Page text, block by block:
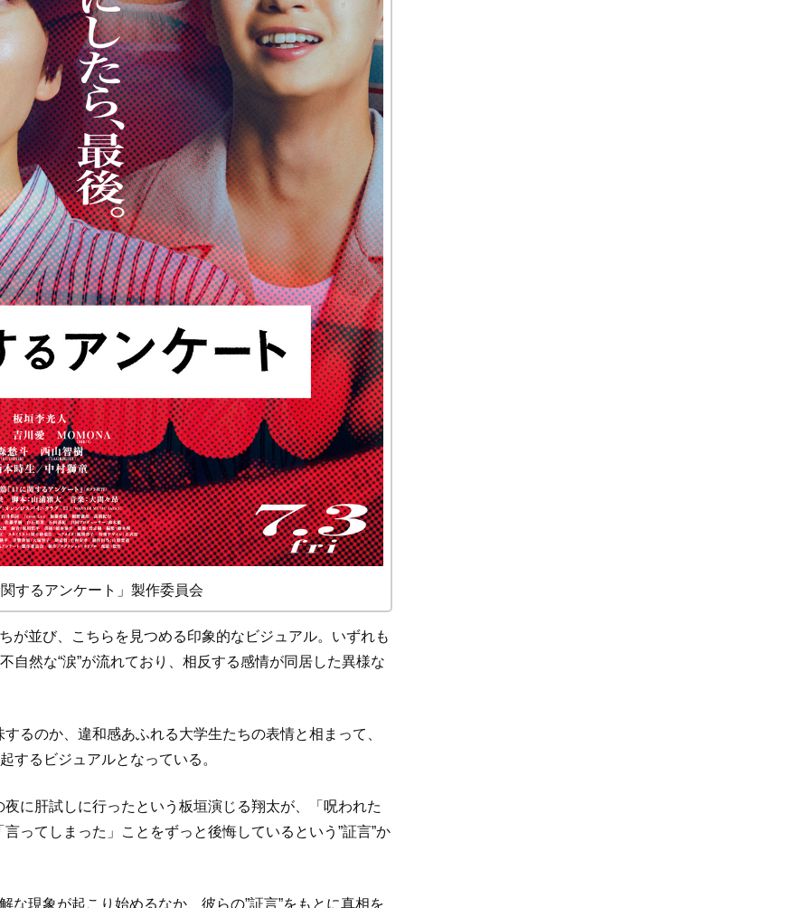
するアンケート」製作委員会
が並び、こちらを見つめる印象的なビジュアル。いずれも
自然な“涙”が流れており、相反する感情が同居した異様な
るのか、違和感あふれる大学生たちの表情と相まって、
するビジュアルとなっている。
に肝試しに行ったという板垣演じる翔太が、「呪われた
ってしまった」ことをずっと後悔しているという”証言”か
現象が起こり始めるなか、彼らの”証言”をもとに真相を